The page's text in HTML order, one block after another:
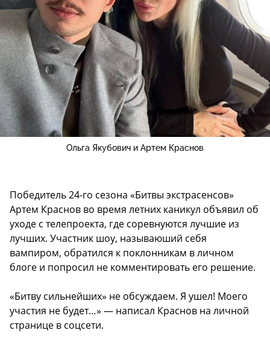
Ольга Якубович и Артем Краснов
Победитель 24-го сезона «Битвы экстрасенсов»
Артем Краснов во время летних каникул объявил об
уходе с телепроекта, где соревнуются лучшие из
лучших. Участник шоу, называюший себя
вампиром, обратился к поклонникам в личном
блоге и попросил не комментировать его решение.
«Битву сильнейших» не обсуждаем. Я ушел! Моего
участия не будет…» — написал Краснов на личной
странице в соцсети.